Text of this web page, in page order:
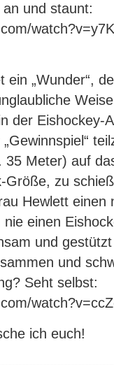
und staunt:
ein „Wunder“,
der Eishockey-
Meter) auf
Größe, zu
Hewlett einen
einen
und
und
Seht selbst:
ich euch!